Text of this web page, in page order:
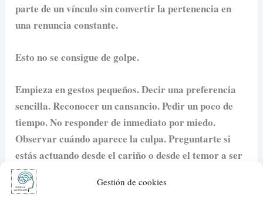
Gestión de cookies
parte de un vínculo sin convertir la pertenencia en
una renuncia constante.
Esto no se consigue de golpe.
Empieza en gestos pequeños. Decir una preferencia
sencilla. Reconocer un cansancio. Pedir un poco de
tiempo. No responder de inmediato por miedo.
Observar cuándo aparece la culpa. Preguntarte si
estás actuando desde el cariño o desde el temor a ser
rechazado.